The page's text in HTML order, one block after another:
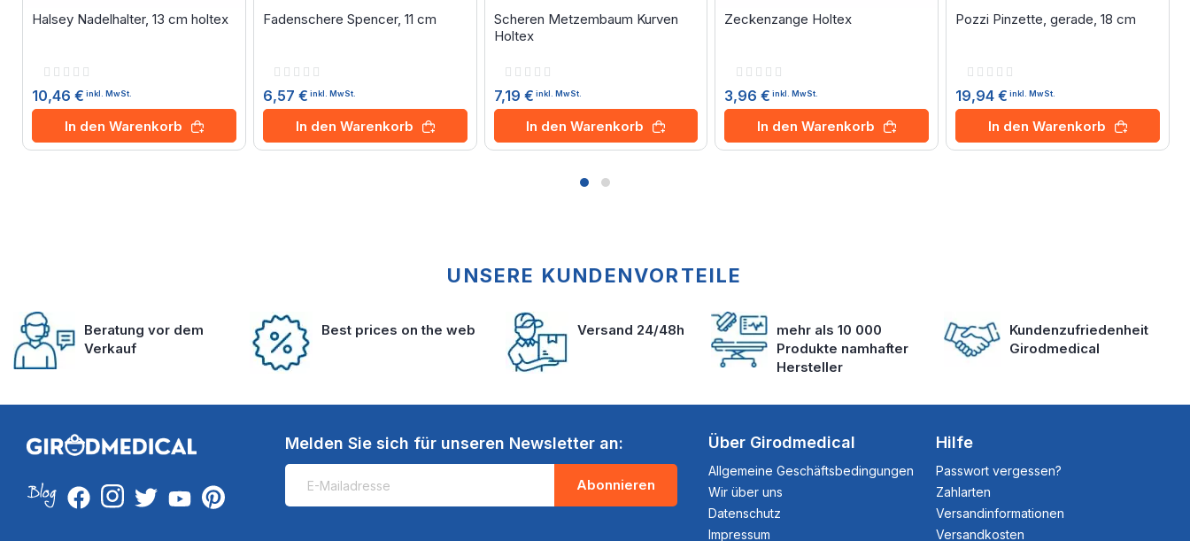
Halsey Nadelhalter, 13 cm holtex
Rating:
10,46 € inkl. MwSt.
In den Warenkorb
Fadenschere Spencer, 11 cm
Rating:
6,57 € inkl. MwSt.
In den Warenkorb
Scheren Metzembaum Kurven
Holtex
Rating:
7,19 € inkl. MwSt.
In den Warenkorb
Zeckenzange Holtex
Rating:
3,96 € inkl. MwSt.
In den Warenkorb
Pozzi Pinzette, gerade, 18 cm
Rating:
19,94 € inkl. MwSt.
In den Warenkorb
UNSERE KUNDENVORTEILE
Beratung vor dem
Verkauf
Best prices on the web Versand 24/48h
mehr als 10 000
Produkte namhafter
Hersteller
Kundenzufriedenheit
Girodmedical
Melden Sie sich für unseren Newsletter an:
Abonnieren
Über Girodmedical
Allgemeine Geschäftsbedingungen
Wir über uns
Datenschutz
Impressum
Hilfe
Passwort vergessen?
Zahlarten
Versandinformationen
Versandkosten